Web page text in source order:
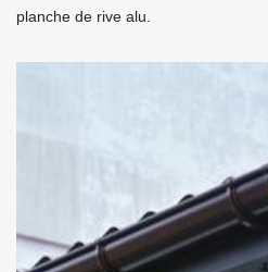
planche de rive alu.